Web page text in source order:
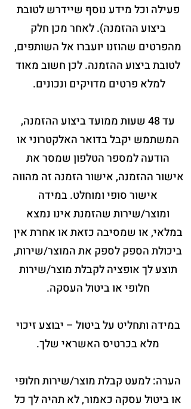
פעילה וכל מידע נוסף שיידרש לטובת
ביצוע ההזמנה). לאחר מכן חלק
מהפרטים שהוזנו יועברו אל השותפים,
לטובת ביצוע ההזמנה. לכן חשוב מאוד
למלא פרטים מדויקים ונכונים.
עד 48 שעות ממועד ביצוע ההזמנה,
המשתמש יקבל בדואר האלקטרוני או
הודעה למספר הטלפון שמסר את
אישור ההזמנה, אישור הזמנה זה מהווה
אישור סופי ומוחלט. במידה
ומוצר/שירות שהזמנת אינו נמצא
במלאי, או שמסיבה כזאת או אחרת אין
ביכולת הספק לספק את המוצר/שירות,
תוצע לך אופציה לקבלת מוצר/שירות
חלופי או ביטול העסקה.
במידה ותחליט על ביטול – יבוצע זיכוי
מלא בכרטיס האשראי שלך.
הערה: למעט קבלת מוצר/שירות חלופי
או ביטול עסקה כאמור, לא תהיה לך כל